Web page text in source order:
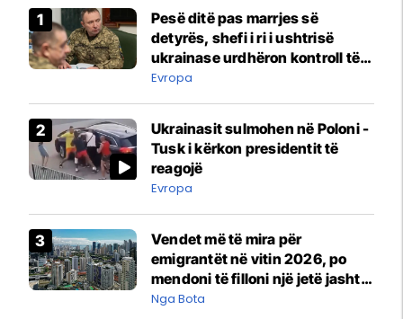
Pesë ditë pas marrjes së
detyrës, shefi i ri i ushtrisë
ukrainase urdhëron kontroll të
madh
Evropa
Ukrainasit sulmohen në Poloni -
Tusk i kërkon presidentit të
reagojë
Evropa
Vendet më të mira për
emigrantët në vitin 2026, po
mendoni të filloni një jetë jashtë
vendit?
Nga Bota